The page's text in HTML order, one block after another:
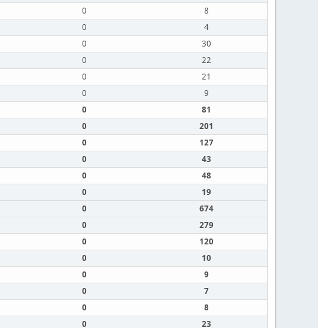
0
8
0
4
0
30
0
22
0
21
0
9
0
81
0
201
0
127
0
43
0
48
0
19
0
674
0
279
0
120
0
10
0
9
0
7
0
8
0 23